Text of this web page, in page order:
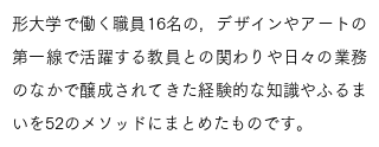
形大学で働く職員16名の，デザインやアートの
第一線で活躍する教員との関わりや日々の業務
のなかで醸成されてきた経験的な知識やふるま
いを52のメソッドにまとめたものです。